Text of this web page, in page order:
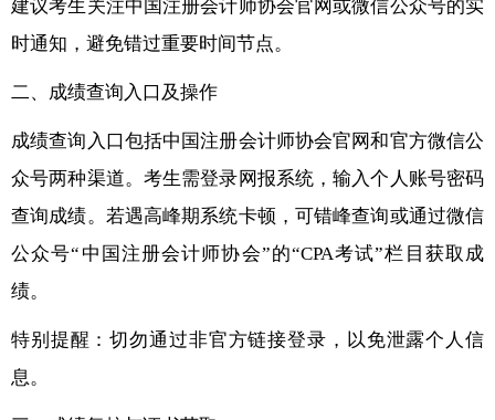
建议考生关注中国注册会计师协会官网或微信公众号的实
时通知，避免错过重要时间节点。
二、成绩查询入口及操作
成绩查询入口包括中国注册会计师协会官网和官方微信公
众号两种渠道。考生需登录网报系统，输入个人账号密码
查询成绩。若遇高峰期系统卡顿，可错峰查询或通过微信
公众号“中国注册会计师协会”的“CPA考试”栏目获取成
绩。
特别提醒：切勿通过非官方链接登录，以免泄露个人信
息。